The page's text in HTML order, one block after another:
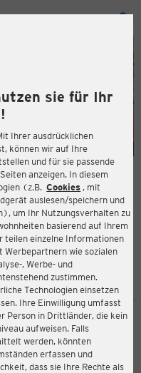
sie für Ihr
Ihrer ausdrücklichen
können wir auf Ihre
und für sie passende
anzeigen. In diesem
(z.B. Cookies , mit
auslesen/speichern und
um Ihr Nutzungsverhalten zu
basierend auf Ihrem
teilen einzelne Informationen
Werbepartnern wie sozialen
, Werbe- und
zustimmen.
Technologien einsetzen
Ihre Einwilligung umfasst
Person in Drittländer, die kein
aufweisen. Falls
werden, könnten
erfassen und
dass sie Ihre Rechte als
FILIALE
41
AKTIONEN